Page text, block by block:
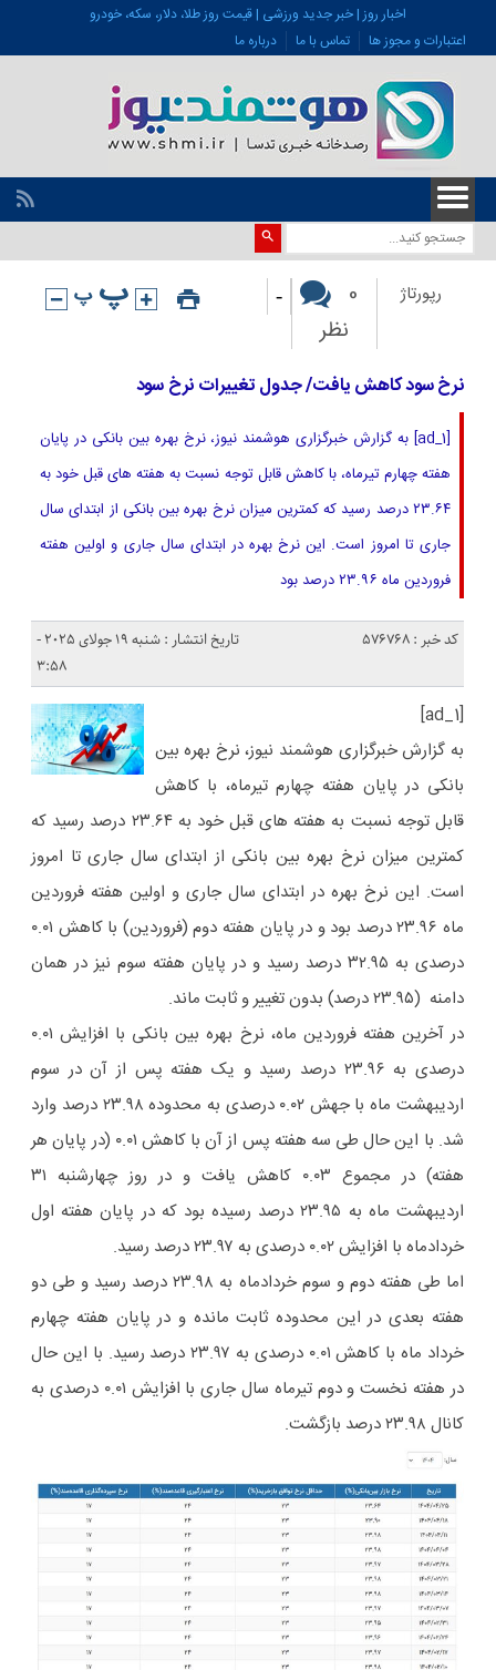
اخبار روز | خبر جدید ورزشی | قیمت روز طلا، دلار، سکه، خودرو
اعتبارات و مجوز ها
تماس با ما درباره ما
رپورتاژ
0
نظر
-
نرخ سود کاهش یافت/ جدول تغییرات نرخ سود
[ad_1] به گزارش خبرگزاری هوشمند نیوز، نرخ بهره بین بانکی در پایان
هفته چهارم تیرماه، با کاهش قابل توجه نسبت به هفته های قبل خود به
۲۳.۶۴ درصد رسید که کمترین میزان نرخ بهره بین بانکی از ابتدای سال
جاری تا امروز است. این نرخ بهره در ابتدای سال جاری و اولین هفته
فروردین ماه ۲۳.۹۶ درصد بود
کد خبر : 576768
تاریخ انتشار : شنبه 19 جولای 2025 -
3:58
[ad_1]
به گزارش خبرگزاری هوشمند نیوز، نرخ بهره بین
بانکی در پایان هفته چهارم تیرماه، با کاهش
قابل توجه نسبت به هفته های قبل خود به ۲۳.۶۴ درصد رسید که
کمترین میزان نرخ بهره بین بانکی از ابتدای سال جاری تا امروز
است. این نرخ بهره در ابتدای سال جاری و اولین هفته فروردین
ماه ۲۳.۹۶ درصد بود و در پایان هفته دوم (فروردین) با کاهش ۰.۰۱
درصدی به ۳۲.۹۵ درصد رسید و در پایان هفته سوم نیز در همان
دامنه (۲۳.۹۵ درصد) بدون تغییر و ثابت ماند.
در آخرین هفته فروردین ماه، نرخ بهره بین بانکی با افزایش ۰.۰۱
درصدی به ۲۳.۹۶ درصد رسید و یک هفته پس از آن در سوم
اردیبهشت ماه با جهش ۰.۰۲ درصدی به محدوده ۲۳.۹۸ درصد وارد
شد. با این حال طی سه هفته پس از آن با کاهش ۰.۰۱ (در پایان هر
هفته) در مجموع ۰.۰۳ کاهش یافت و در روز چهارشنبه ۳۱
اردیبهشت ماه به ۲۳.۹۵ درصد رسیده بود که در پایان هفته اول
خردادماه با افزایش ۰.۰۲ درصدی به ۲۳.۹۷ درصد رسید.
اما طی هفته دوم و سوم خردادماه به ۲۳.۹۸ درصد رسید و طی دو
هفته بعدی در این محدوده ثابت مانده و در پایان هفته چهارم
خرداد ماه با کاهش ۰.۰۱ درصدی به ۲۳.۹۷ درصد رسید. با این حال
در هفته نخست و دوم تیرماه سال جاری با افزایش ۰.۰۱ درصدی به
کانال ۲۳.۹۸ درصد بازگشت.